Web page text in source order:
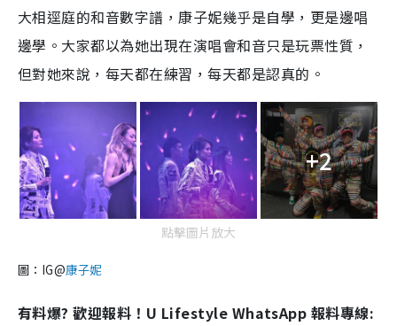
大相逕庭的和音數字譜，康子妮幾乎是自學，更是邊唱
邊學。大家都以為她出現在演唱會和音只是玩票性質，
但對她來說，每天都在練習，每天都是認真的。
+2
點擊圖片放大
圖：IG@康子妮
有料爆? 歡迎報料！U Lifestyle WhatsApp 報料專線: